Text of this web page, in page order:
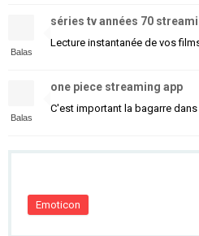
Balas
séries tv années 70
Lecture instantanée de vos
Balas
one piece streaming app
C'est important la bagarre dans
Emoticon